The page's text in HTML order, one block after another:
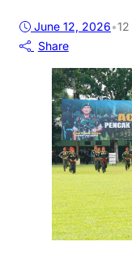
June 12, 2026•12
Share